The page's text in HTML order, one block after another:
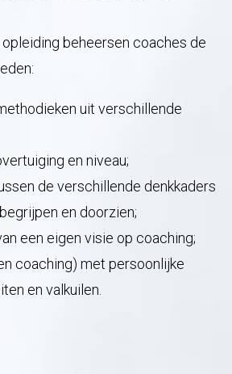
beheersen coaches de
uit verschillende
en niveau;
de verschillende denkkaders
en doorzien;
een eigen visie op coaching;
coaching) met persoonlijke
en valkuilen.